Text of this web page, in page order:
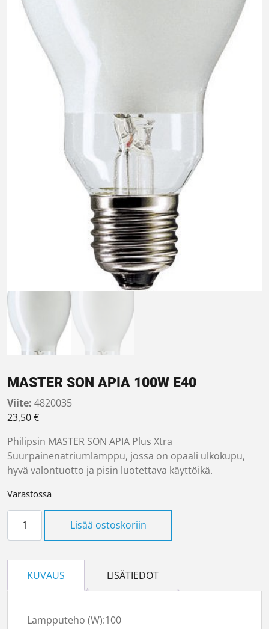
MASTER SON APIA 100W E40
Viite: 4820035
23,50€
Philipsin MASTER SON APIA Plus Xtra
Suurpainenatriumlamppu, jossa on opaali ulkokupu,
hyvä valontuotto ja pisin luotettava käyttöikä.
Varastossa
MASTER SON APIA 100W E40 määrä
Lisää ostoskoriin
KUVAUS LISÄTIEDOT
Lampputeho (W):100